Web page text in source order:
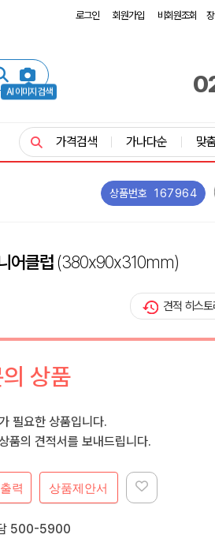
로그인 회원가입 비회원조회
AI 이미지 검색
가격검색 가나다순 맞
상품번호 167964
어클럽(380x90x310mm)
견적 히스토
상품
필요한 상품입니다.
품의 견적서를 보내드립니다.
상품제안서
력
500-5900